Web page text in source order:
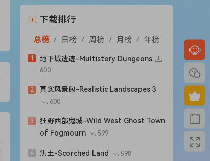
下载排行
总榜 / 日榜 / 周榜 / 月榜 / 年榜
1 地下城遗迹-Multistory Dungeons
600
2 真实风景包-Realistic Landscapes 3
600
3
狂野西部鬼城-Wild West Ghost Town
of Fogmourn
599
4 焦土-Scorched Land 598